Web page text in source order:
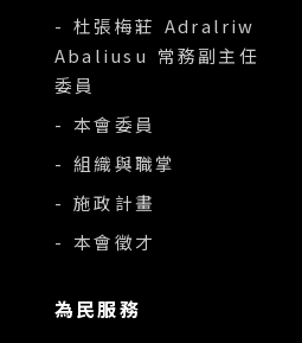
- 杜張梅莊 Adralriw
Abaliusu 常務副主任
委員
- 本會委員
- 組織與職掌
- 施政計畫
- 本會徵才
為民服務